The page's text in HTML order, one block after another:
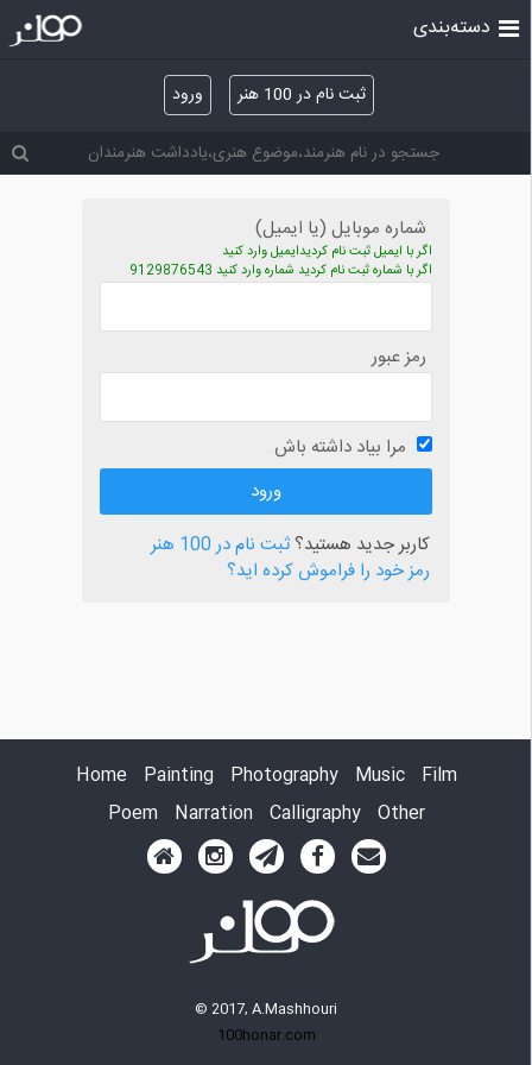
ثبت نام در 100 هنر ورود
دسته‌بندی
شماره موبایل (یا ایمیل)
اگر با ایمیل ثبت نام کردیدایمیل وارد کنید
اگر با شماره ثبت نام کردید شماره وارد کنید 9129876543
رمز عبور
مرا بیاد داشته باش
کاربر جدید هستید؟ثبت نام در 100 هنر
رمز خود را فراموش کرده اید؟
Home Painting Photography Music
Film
Poem
Narration Calligraphy Other
© 2017, A.Mashhouri
100honar.com